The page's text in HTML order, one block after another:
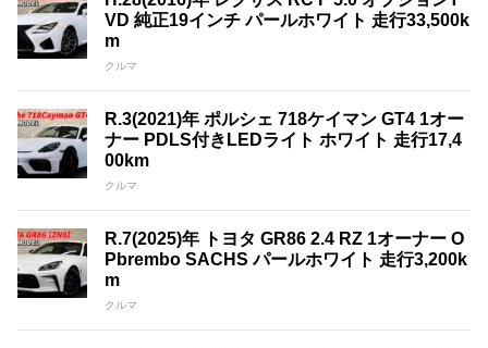
VD 純正19インチ パールホワイト 走行33,500k
m
クルマ
R.3(2021)年 ポルシェ 718ケイマン GT4 1オー
ナー PDLS付きLEDライト ホワイト 走行17,4
00km
クルマ
R.7(2025)年 トヨタ GR86 2.4 RZ 1オーナー O
Pbrembo SACHS パールホワイト 走行3,200k
m
クルマ